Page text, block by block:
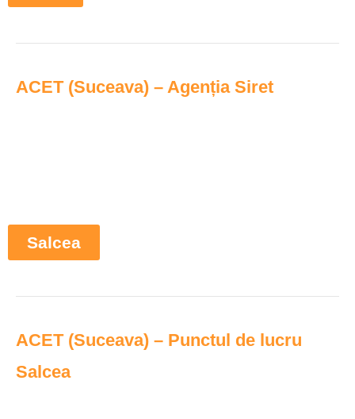
ACET (Suceava) – Agenția Siret
Salcea
ACET (Suceava) – Punctul de lucru
Salcea